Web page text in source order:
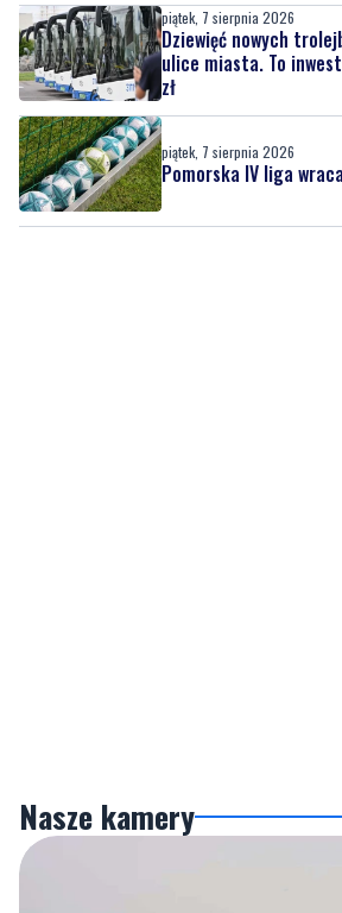
piątek, 7 sierpnia 2026
Dziewięć nowych
ulice miasta. To
zł
piątek, 7 sierpnia 2026
Pomorska IV liga
Nasze kamery